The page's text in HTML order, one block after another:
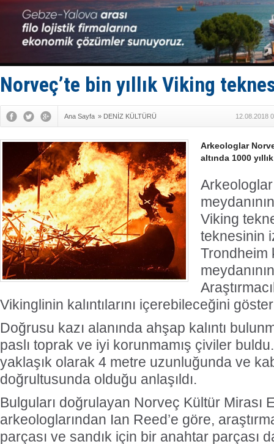
35 milyon
İnsansız
Yüzyıl
Anadolu
Derince,
İTU AUV,
Norveç’te bin yıllık Viking
Ana Sayfa » DENİZ KÜLTÜRÜ 12.08.2018
Arkeologlar
altında 1000
Viking
teknesinin
Trondheim
Vikinglinin kalıntılarını içerebileceğini
Doğrusu kazı alanında ahşap kalıntı
paslı toprak ve iyi korunmamış çiviler
yaklaşık olarak 4 metre uzunluğunda ve
doğrultusunda olduğu anlaşıldı.
Bulguları doğrulayan Norveç Kültür Mirası
arkeologlarından Ian Reed’e göre,
parçası ve sandık için bir anahtar parçası